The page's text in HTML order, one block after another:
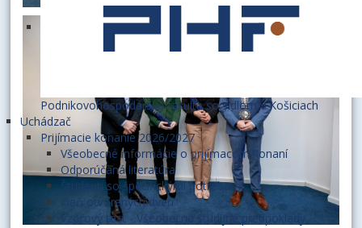
Podnikovohospodárska fakulta so sídlom v Košiciach
Uchádzač
Prijímacie konanie 2026/2027
Všeobecné informácie o prijímacom konaní
Odporúčaná literatúra
Študenti so špecifickými potrebami
Deň otvorených dverí
Vzorový test - Všeobecné študijné predpoklady